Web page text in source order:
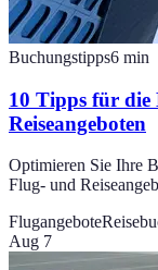
Buchungstipps6 min
10 Tipps für
Reiseangeboten
Optimieren Sie Ihre
Flug- und
Flugangebote
Aug 7